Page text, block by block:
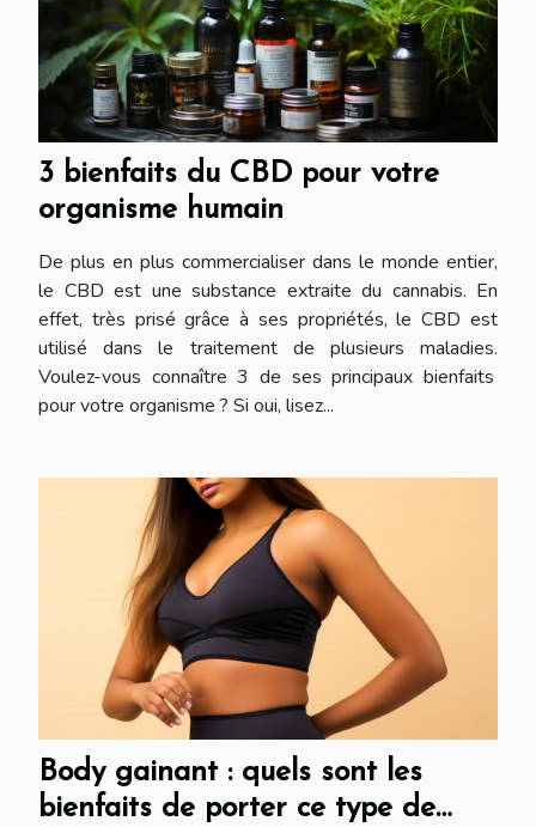
3 bienfaits du CBD pour votre
organisme humain
De plus en plus commercialiser dans le monde entier,
le CBD est une substance extraite du cannabis. En
effet, très prisé grâce à ses propriétés, le CBD est
utilisé dans le traitement de plusieurs maladies.
Voulez-vous connaître 3 de ses principaux bienfaits
pour votre organisme ? Si oui, lisez...
Body gainant : quels sont les
bienfaits de porter ce type de